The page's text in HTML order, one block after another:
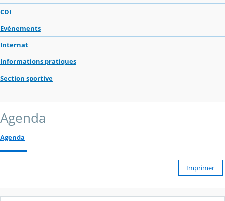
CDI
Evènements
Internat
Informations pratiques
Section sportive
Agenda
Agenda
Imprimer